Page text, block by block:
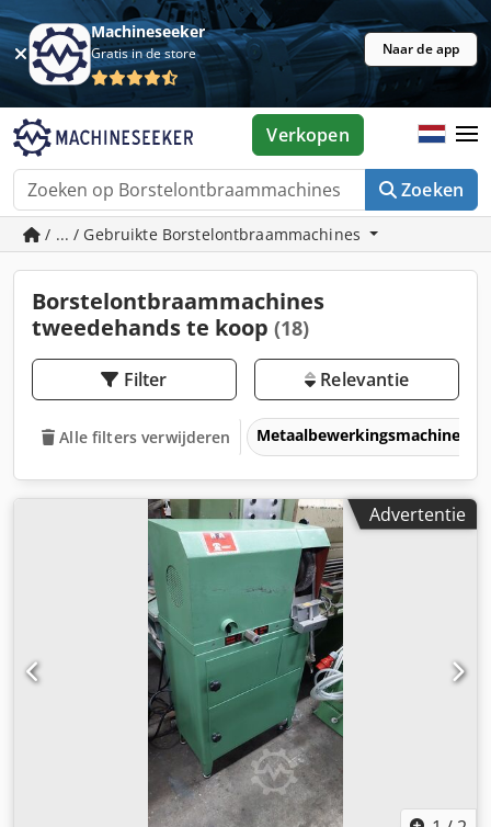
Machineseeker
Gratis in de store Naar de app
Zoeken
Verkopen
/ ... / Gebruikte Borstelontbraammachines
Borstelontbraammachines
tweedehands te koop (18)
Filter Relevantie
Alle filters verwijderen Metaalbewerkingsmachines
Advertentie